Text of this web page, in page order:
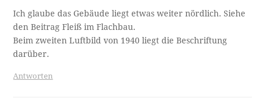
Ich glaube das Gebäude liegt etwas weiter nördlich. Siehe
den Beitrag Fleiß im Flachbau.
Beim zweiten Luftbild von 1940 liegt die Beschriftung
darüber.
Antworten